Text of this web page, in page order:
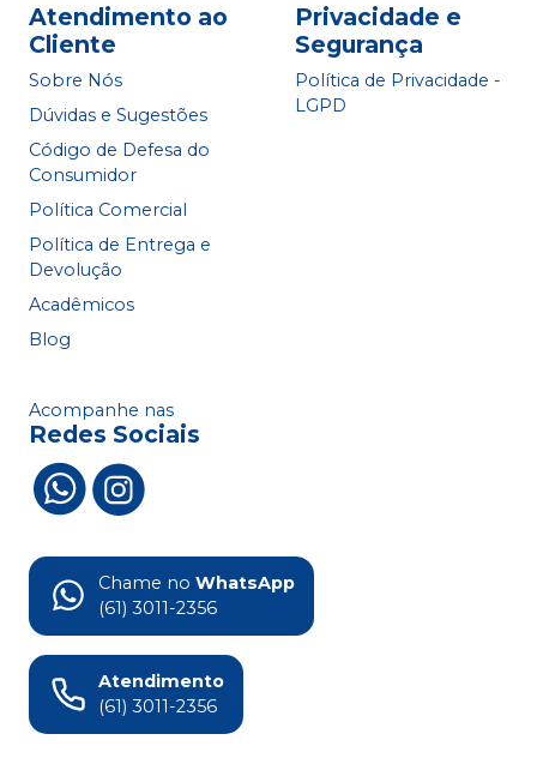
Atendimento ao
Cliente
Sobre Nós
Dúvidas e Sugestões
Código de Defesa do
Consumidor
Política Comercial
Política de Entrega e
Devolução
Acadêmicos
Blog
Privacidade e
Segurança
Política de Privacidade -
LGPD
Acompanhe nas
Redes Sociais
Chame no WhatsApp
(61) 3011-2356
Atendimento
(61) 3011-2356